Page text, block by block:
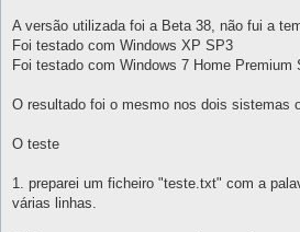
A versão utilizada foi a Beta 38, não fui a
Foi testado com Windows XP SP3
Foi testado com Windows 7 Home Premium
O resultado foi o mesmo nos dois sistemas
O teste
1. preparei um ficheiro "teste.txt" com a
várias linhas.